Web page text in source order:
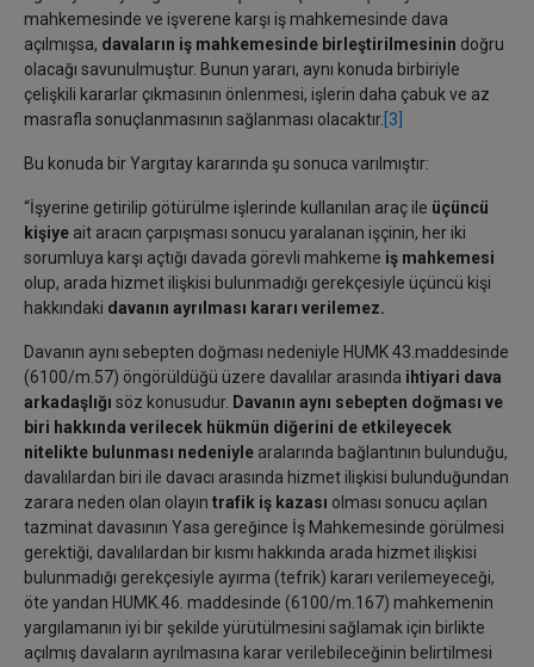
mahkemesinde ve işverene karşı iş mahkemesinde dava
açılmışsa, davaların iş mahkemesinde birleştirilmesinin doğru
olacağı savunulmuştur. Bunun yararı, aynı konuda birbiriyle
çelişkili kararlar çıkmasının önlenmesi, işlerin daha çabuk ve az
masrafla sonuçlanmasının sağlanması olacaktır. [3]
Bu konuda bir Yargıtay kararında şu sonuca varılmıştır:
“İşyerine getirilip götürülme işlerinde kullanılan araç ile üçüncü
kişiye ait aracın çarpışması sonucu yaralanan işçinin, her iki
sorumluya karşı açtığı davada görevli mahkeme iş mahkemesi
olup, arada hizmet ilişkisi bulunmadığı gerekçesiyle üçüncü kişi
hakkındaki davanın ayrılması kararı verilemez.
Davanın aynı sebepten doğması nedeniyle HUMK 43.maddesinde
(6100/m.57) öngörüldüğü üzere davalılar arasında ihtiyari dava
arkadaşlığı söz konusudur. Davanın aynı sebepten doğması ve
biri hakkında verilecek hükmün diğerini de etkileyecek
nitelikte bulunması nedeniyle aralarında bağlantının bulunduğu,
davalılardan biri ile davacı arasında hizmet ilişkisi bulunduğundan
zarara neden olan olayın trafik iş kazası olması sonucu açılan
tazminat davasının Yasa gereğince İş Mahkemesinde görülmesi
gerektiği, davalılardan bir kısmı hakkında arada hizmet ilişkisi
bulunmadığı gerekçesiyle ayırma (tefrik) kararı verilemeyeceği,
öte yandan HUMK.46. maddesinde (6100/m.167) mahkemenin
yargılamanın iyi bir şekilde yürütülmesini sağlamak için birlikte
açılmış davaların ayrılmasına karar verilebileceğinin belirtilmesi